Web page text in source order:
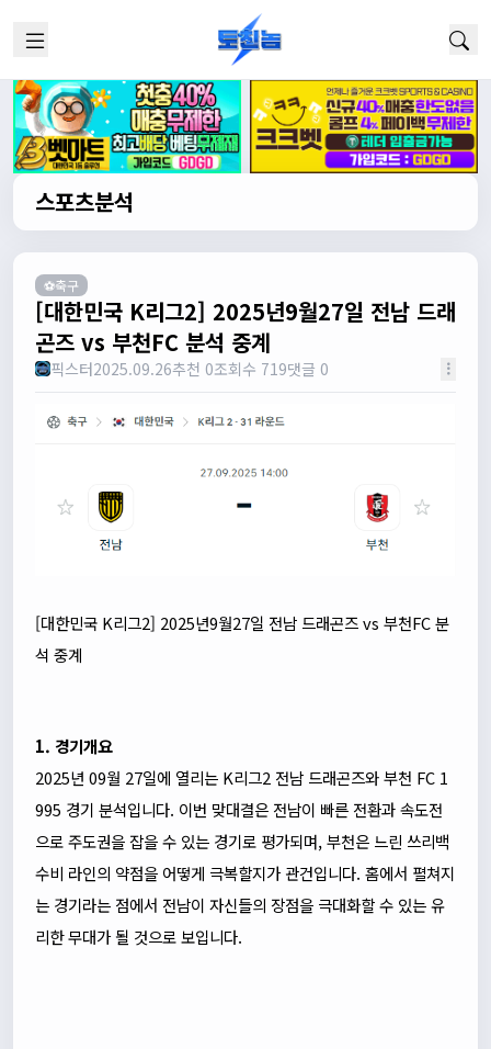
스포츠분석
⚽축구
[대한민국 K리그2] 2025년9월27일 전남 드래
곤즈 vs 부천FC 분석 중계
픽스터2025.09.26추천 0조회수 719댓글 0
[대한민국 K리그2] 2025년9월27일 전남 드래곤즈 vs 부천FC 분
석 중계
1. 경기개요
2025년 09월 27일에 열리는 K리그2 전남 드래곤즈와 부천 FC 1
995 경기 분석입니다. 이번 맞대결은 전남이 빠른 전환과 속도전
으로 주도권을 잡을 수 있는 경기로 평가되며, 부천은 느린 쓰리백
수비 라인의 약점을 어떻게 극복할지가 관건입니다. 홈에서 펼쳐지
는 경기라는 점에서 전남이 자신들의 장점을 극대화할 수 있는 유
리한 무대가 될 것으로 보입니다.